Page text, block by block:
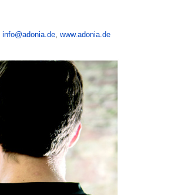
info@adonia.de, www.adonia.de